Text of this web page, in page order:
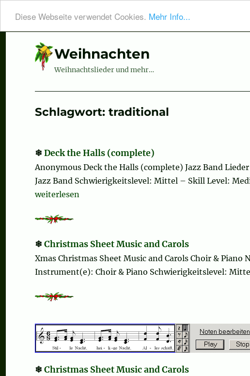
Diese Webseite verwendet Cookies. Mehr Info...
Weihnachten
Weihnachtslieder und mehr…
Schlagwort: traditional
Deck the Halls (complete)
Anonymous Deck the Halls (complete) Jazz Band
Jazz Band Schwierigkeitslevel: Mittel – Skill Level:
„Deck the Halls (complete)“
weiterlesen
Christmas Sheet Music and Carols
Xmas Christmas Sheet Music and Carols Choir &
Instrument(e): Choir & Piano Schwierigkeitslevel:
Christmas Sheet Music and Carols